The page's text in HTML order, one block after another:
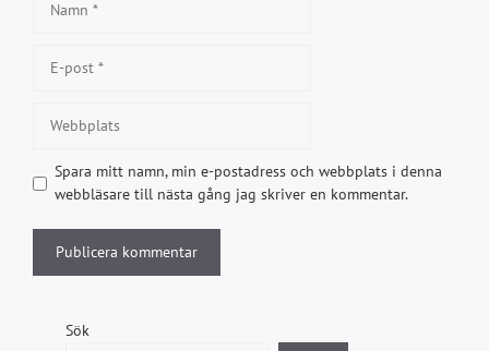
post
Spara mitt namn, min e-postadress och webbplats i denna
webbläsare till nästa gång jag skriver en kommentar.
Sök